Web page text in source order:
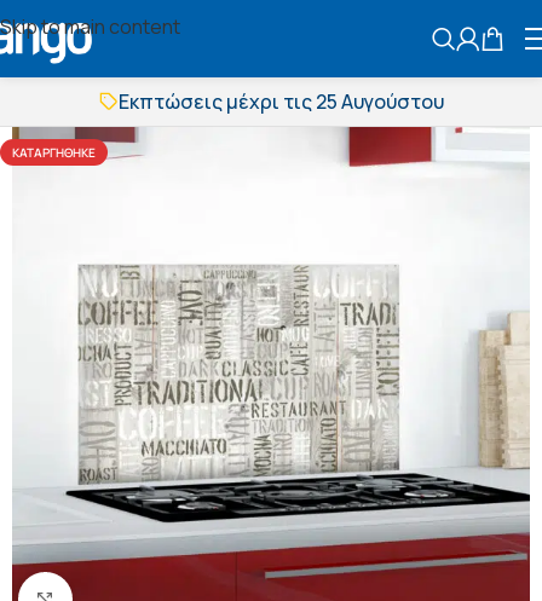
Skip to main content
Εκπτώσεις μέχρι τις 25 Αυγούστου
Δωρεάν μεταφορικά
Άμεση παράδοση
ΚΑΤΑΡΓΉΘΗΚΕ